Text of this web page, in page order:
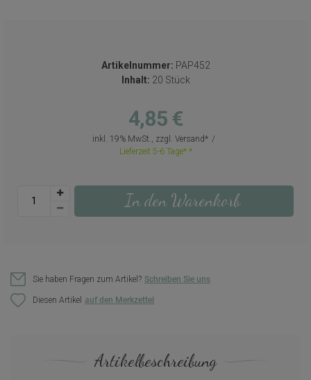
Artikelnummer: PAP452
Inhalt: 20 Stück
4,85 €
inkl. 19% MwSt., zzgl. Versand
Lieferzeit 5-6 Tage*
In den Warenkorb
Sie haben Fragen zum Artikel? Schreiben Sie uns
Diesen Artikel
Artikelbeschreibung